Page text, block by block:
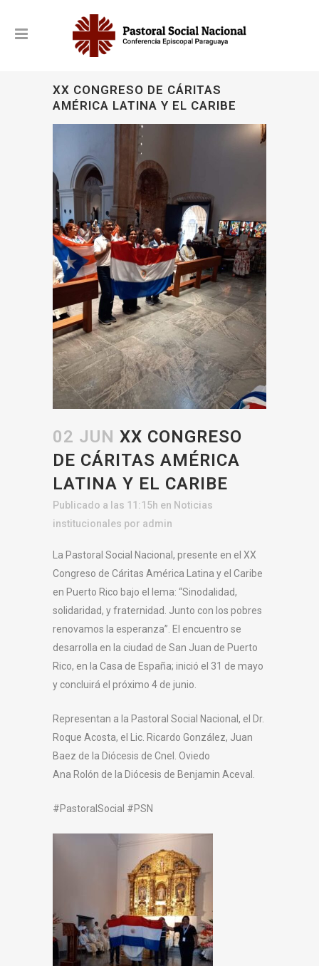
XX CONGRESO DE CÁRITAS
AMÉRICA LATINA Y EL CARIBE
02 JUN XX CONGRESO
DE CÁRITAS AMÉRICA
LATINA Y EL CARIBE
Publicado a las 11:15h en Noticias
institucionales por admin
La Pastoral Social Nacional, presente en el XX
Congreso de Cáritas América Latina y el Caribe
en Puerto Rico bajo el lema: “Sinodalidad,
solidaridad, y fraternidad. Junto con los pobres
renovamos la esperanza”. El encuentro se
desarrolla en la ciudad de San Juan de Puerto
Rico, en la Casa de España; inició el 31 de mayo
y concluirá el próximo 4 de junio.
Representan a la Pastoral Social Nacional, el Dr.
Roque Acosta, el Lic. Ricardo González, Juan
Baez de la Diócesis de Cnel. Oviedo
Ana Rolón de la Diócesis de Benjamin Aceval.
#PastoralSocial #PSN